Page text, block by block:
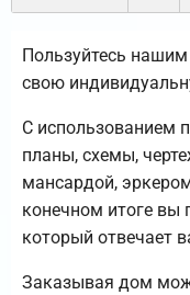
Пользуйтесь
свою
С использованием
планы, схемы,
мансардой,
конечном итоге вы
который отвечает
Заказывая дом